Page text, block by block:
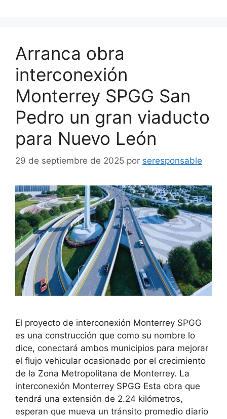
Arranca obra
interconexión
Monterrey SPGG San
Pedro un gran viaducto
para Nuevo León
29 de septiembre de 2025 por seresponsable
El proyecto de interconexión Monterrey SPGG
es una construcción que como su nombre lo
dice, conectará ambos municipios para mejorar
el flujo vehicular ocasionado por el crecimiento
de la Zona Metropolitana de Monterrey. La
interconexión Monterrey SPGG Esta obra que
tendrá una extensión de 2.24 kilómetros,
esperan que mueva un tránsito promedio diario